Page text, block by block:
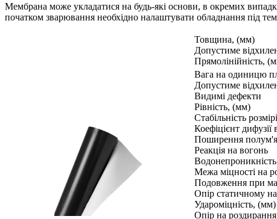
Мембрана може укладатися на будь-які основи, в окремих
початком зварювання необхідно налаштувати обладнання під
Товщина, (мм)
Допустиме
Прямолінійність,
Вага на одиницю
Допустиме
Видимі дефекти
Рівність, (мм)
Стабільність
Коефіцієнт дифузії
Поширення полум'я
Реакція на вогонь
Водонепроникність
Межа міцності на
Подовження при
Опір статичному
Удароміцність, (мм)
Опір на